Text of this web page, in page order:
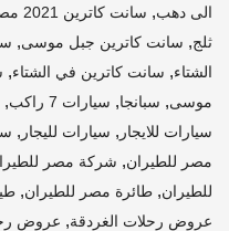
الى دهب, سانت كاترين 2021 مصر
ثلج, سانت كاترين جبل موسى,
الشتاء, سانت كاترين في الشتاء,
موسى, سبانجا, سيارات 7 راكب ,
سيارات للايجار , سيارات لليجار ,
مصر للطيران, شركة مصر
للطيران, طائرة مصر للطيران,
عروض رحلات الغردقة, عروض